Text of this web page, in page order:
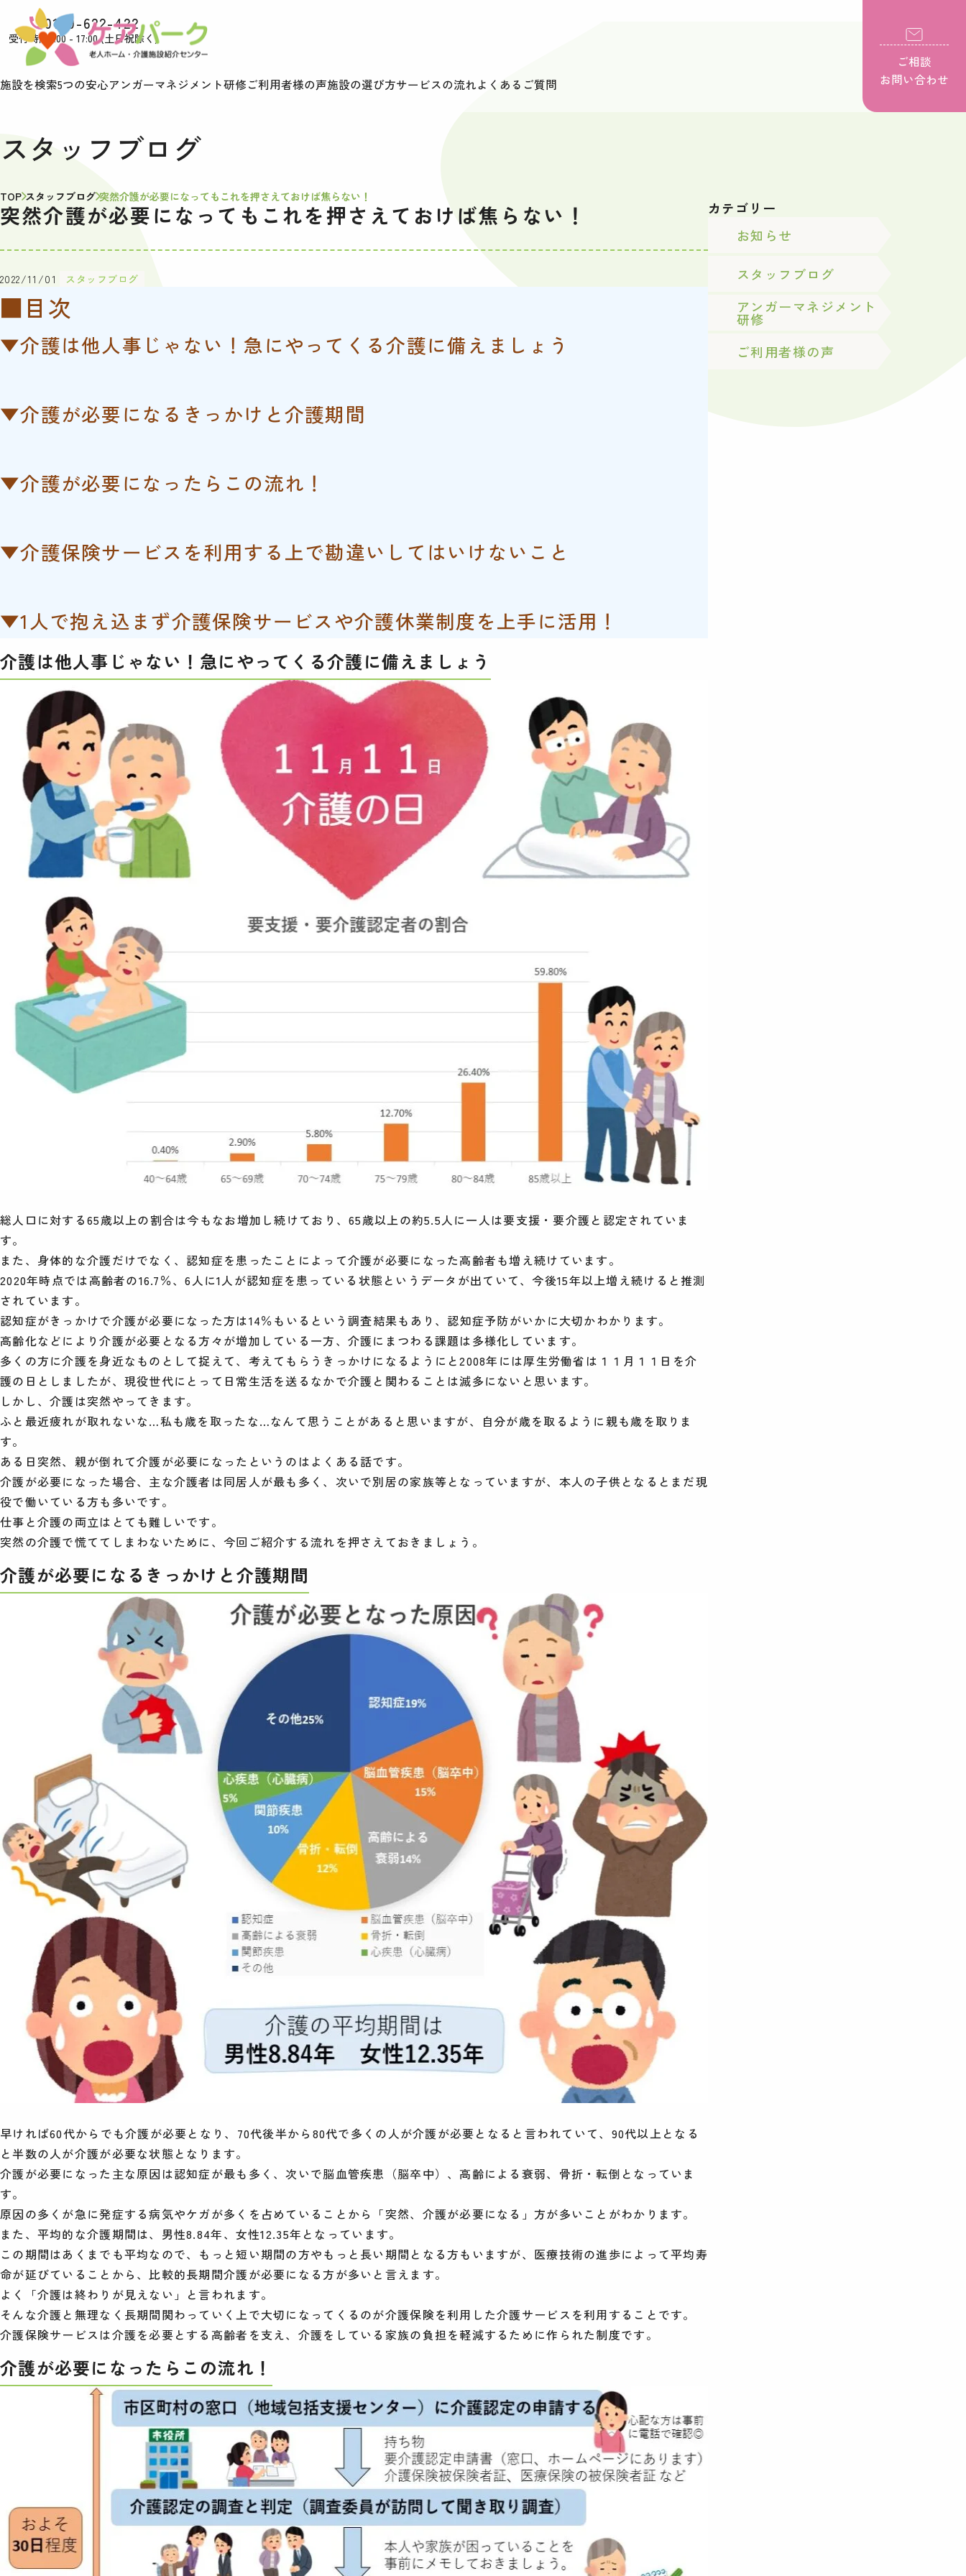
0120-622-422
受付時間9:00 - 17:00 (土日祝除く)
施設を検索5つの安心アンガーマネジメント研修ご利用者様の声施設の選び方サービスの流れよくあるご質問
ご相談
お問い合わせ
スタッフブログ
TOP スタッフブログ 突然介護が必要になってもこれを押さえておけば焦らない！
突然介護が必要になってもこれを押さえておけば焦らない！
2022/11/01 スタッフブログ
■目次
▼介護は他人事じゃない！急にやってくる介護に備えましょう
▼介護が必要になるきっかけと介護期間
▼介護が必要になったらこの流れ！
▼介護保険サービスを利用する上で勘違いしてはいけないこと
▼1人で抱え込まず介護保険サービスや介護休業制度を上手に活用！
介護は他人事じゃない！急にやってくる介護に備えましょう
総人口に対する65歳以上の割合は今もなお増加し続けており、65歳以上の約5.5人に一人は要支援・要介護と認定されていま
す。
また、身体的な介護だけでなく、認知症を患ったことによって介護が必要になった高齢者も増え続けています。
2020年時点では高齢者の16.7％、6人に1人が認知症を患っている状態というデータが出ていて、今後15年以上増え続けると推測
されています。
認知症がきっかけで介護が必要になった方は14％もいるという調査結果もあり、認知症予防がいかに大切かわかります。
高齢化などにより介護が必要となる方々が増加している一方、介護にまつわる課題は多様化しています。
多くの方に介護を身近なものとして捉えて、考えてもらうきっかけになるようにと2008年には厚生労働省は１１月１１日を介
護の日としましたが、現役世代にとって日常生活を送るなかで介護と関わることは滅多にないと思います。
しかし、介護は突然やってきます。
ふと最近疲れが取れないな…私も歳を取ったな…なんて思うことがあると思いますが、自分が歳を取るように親も歳を取りま
す。
ある日突然、親が倒れて介護が必要になったというのはよくある話です。
介護が必要になった場合、主な介護者は同居人が最も多く、次いで別居の家族等となっていますが、本人の子供となるとまだ現
役で働いている方も多いです。
仕事と介護の両立はとても難しいです。
突然の介護で慌ててしまわないために、今回ご紹介する流れを押さえておきましょう。
介護が必要になるきっかけと介護期間
早ければ60代からでも介護が必要となり、70代後半から80代で多くの人が介護が必要となると言われていて、90代以上となる
と半数の人が介護が必要な状態となります。
介護が必要になった主な原因は認知症が最も多く、次いで脳血管疾患（脳卒中）、高齢による衰弱、骨折・転倒となっていま
す。
原因の多くが急に発症する病気やケガが多くを占めていることから「突然、介護が必要になる」方が多いことがわかります。
また、平均的な介護期間は、男性8.84年、女性12.35年となっています。
この期間はあくまでも平均なので、もっと短い期間の方やもっと長い期間となる方もいますが、医療技術の進歩によって平均寿
命が延びていることから、比較的長期間介護が必要になる方が多いと言えます。
よく「介護は終わりが見えない」と言われます。
そんな介護と無理なく長期間関わっていく上で大切になってくるのが介護保険を利用した介護サービスを利用することです。
介護保険サービスは介護を必要とする高齢者を支え、介護をしている家族の負担を軽減するために作られた制度です。
介護が必要になったらこの流れ！
カテゴリー
お知らせ
スタッフブログ
アンガーマネジメント
研修
ご利用者様の声